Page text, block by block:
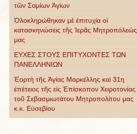
τῶν Σαμίων Ἁγίων
Ὁλοκληρώθηκαν μὲ ἐπιτυχία οἱ
κατασκηνώσεις τῆς Ἱερᾶς Μητροπόλεώς
μας
ΕΥΧΕΣ ΣΤΟΥΣ ΕΠΙΤΥΧΟΝΤΕΣ ΤΩΝ
ΠΑΝΕΛΛΗΝΙΩΝ
Ἑορτὴ τῆς Ἁγίας Μαρκέλλης καὶ 31η
ἐπέτειος τῆς εἰς Ἐπίσκοπον Χειροτονίας
τοῦ Σεβασμιωτάτου Μητροπολίτου μας
κ.κ. Εὐσεβίου